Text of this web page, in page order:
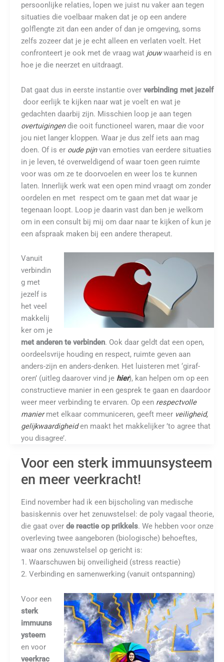
persoonlijke relaties, lopen we juist nu vaker aan tegen
situaties die voelbaar maken dat je op een andere
golflengte zit dan een ander of dan je omgeving, soms
zelfs zozeer dat je je echt alleen en verlaten voelt. Het
confronteert je ook met de vraag wat jouwwaarheid is en
hoe je die neerzet en uitdraagt.
Dat gaat dus in eerste instantie over verbinding met jezelf
door eerlijk te kijken naar wat je voelt en wat je
gedachten daarbij zijn. Misschien loop je aan tegen
overtuigingendie ooit functioneel waren, maar die voor
jou niet langer kloppen. Waar je dus zelf iets aan mag
doen. Of is er oude pijnvan emoties van eerdere situaties
in je leven, té overweldigend of waar toen geen ruimte
voor was om ze te doorvoelen en weer los te kunnen
laten. Innerlijk werk wat een open mind vraagt om zonder
oordelen en met respect om te gaan met dat waar je
tegenaan loopt. Loop je daarin vast dan ben je welkom
om in een consult bij mij om daar naar te kijken of kun je
een afspraak maken bij een andere therapeut.
Vanuit
verbindin
g met
jezelf is
het veel
makkelij
ker om je
met anderen te verbinden. Ook daar geldt dat een open,
oordeelsvrije houding en respect, ruimte geven aan
anders-zijn en anders-denken. Het luisteren met ‘giraf-
oren’ (uitleg daarover vind je hier), kan helpen om op een
constructieve manier in een gesprek te gaan en daardoor
weer meer verbinding te ervaren. Op eenrespectvolle
maniermet elkaar communiceren, geeft meer veiligheid,
gelijkwaardigheiden maakt het makkelijker ’to agree that
you disagree’.
Voor een sterk immuunsysteem
en meer veerkracht!
Eind november had ik een bijscholing van medische
basiskennis over het zenuwstelsel: de poly vagaal theorie,
die gaat over de reactie op prikkels. We hebben voor onze
overleving twee aangeboren (biologische) behoeftes,
waar ons zenuwstelsel op gericht is:
1. Waarschuwen bij onveiligheid (stress reactie)
2. Verbinding en samenwerking (vanuit ontspanning)
Voor een
sterk
immuuns
ysteem
en voor
veerkrac